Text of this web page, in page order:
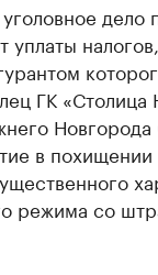
дело
налогов,
ГК
Новгорода
в похищении
режима со